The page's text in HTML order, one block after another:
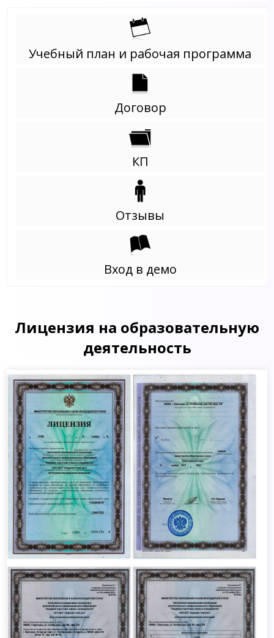
Учебный план и рабочая программа
Договор
КП
Отзывы
Вход в демо
Лицензия на образовательную
деятельность